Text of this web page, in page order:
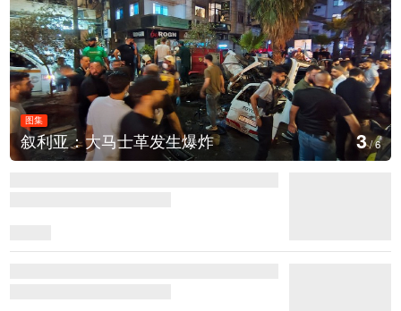
图集
叙利亚：大马士革发生爆炸 4/6